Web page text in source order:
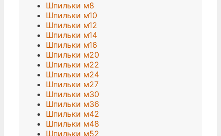
Шпильки м8
Шпильки м10
Шпильки м12
Шпильки м14
Шпильки м16
Шпильки м20
Шпильки м22
Шпильки м24
Шпильки м27
Шпильки м30
Шпильки м36
Шпильки м42
Шпильки м48
Шпильки м52